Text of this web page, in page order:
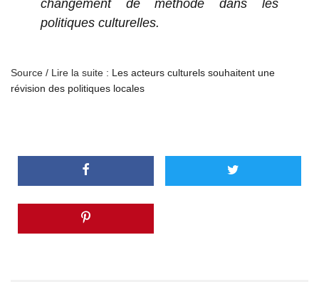
changement de méthode dans les
politiques culturelles.
Source / Lire la suite : Les acteurs culturels souhaitent une
révision des politiques locales